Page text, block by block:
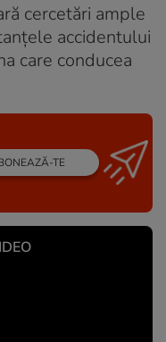
cercetări ample
accidentului
care conducea
TE